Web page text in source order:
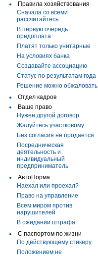
Правила хозяйствования
Сначала со всеми
рассчитайтесь
В первую очередь
предоплата
Платят только унитарные
На условиях банка
Создавайте ассоциацию
Статус по результатам года
Решение можно обжаловать
Отдел кадров
Ваше право
Нужен другой договор
Жалуйтесь участковому
Без согласия не продается
Посредническая
деятельность и
индивидуальный
предприниматель
АвтоНорма
Наехал или проехал?
Право на управление
Всем миром против
нарушителей
В ожидании штрафа
С паспортом по жизни
По действующему стикеру
Положением не